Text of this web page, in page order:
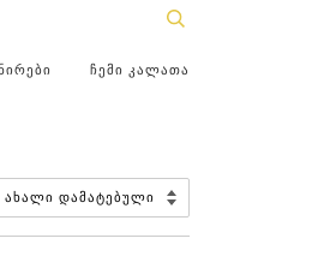
ᲩᲔᲛᲘ ᲙᲐᲚᲐᲗᲐ